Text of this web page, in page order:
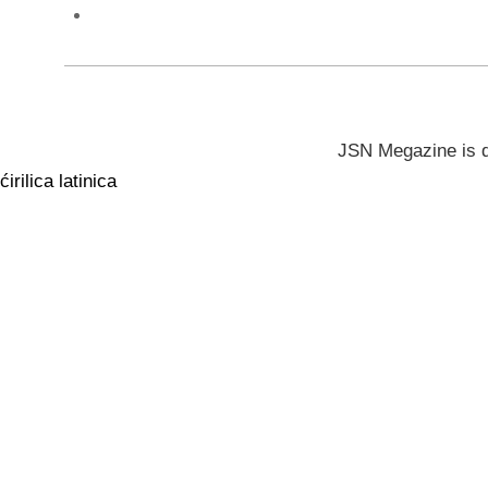
JSN Megazine is
ćirilica latinica